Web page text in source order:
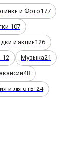
и Фото177
107
и акции126
12 Музыка21
48
и льготы 24